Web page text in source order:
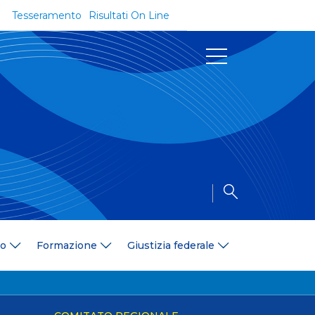
Risultati On Line
Tesseramento
Formazione Giustizia federale
Documenti
Regolamenti e Codici
Delibere
Amministrazione Trasparente
Formazione